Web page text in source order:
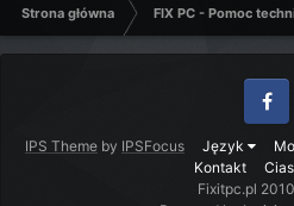
Strona główna FIX PC - Pomoc
IPS Theme by IPSFocus Język
Kontakt
Facebook
Fixitpc.pl